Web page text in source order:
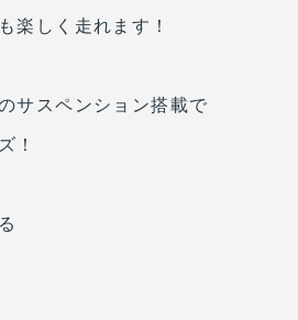
楽しく走れます！
サスペンション搭載で
！